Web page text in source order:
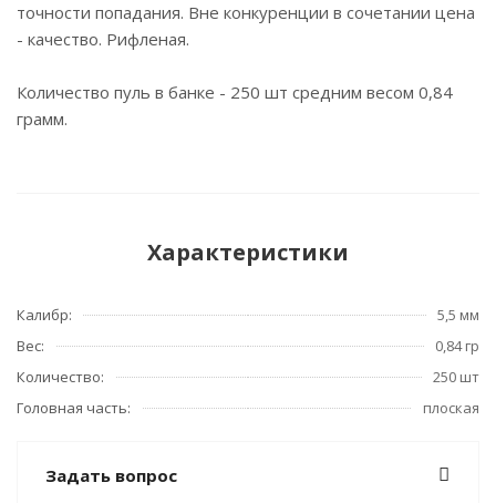
точности попадания. Вне конкуренции в сочетании цена
- качество. Pифленая.
Количество пуль в банке - 250 шт средним весом 0,84
грамм.
Характеристики
Калибр:
5,5 мм
Вес:
0,84 гр
Количество:
250 шт
Головная часть:
плоская
Задать вопрос